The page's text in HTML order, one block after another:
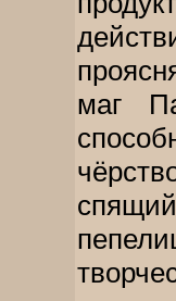
маг